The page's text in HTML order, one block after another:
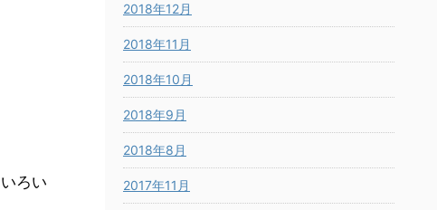
ろい
2018年12月
2018年11月
2018年10月
2018年9月
2018年8月
2017年11月